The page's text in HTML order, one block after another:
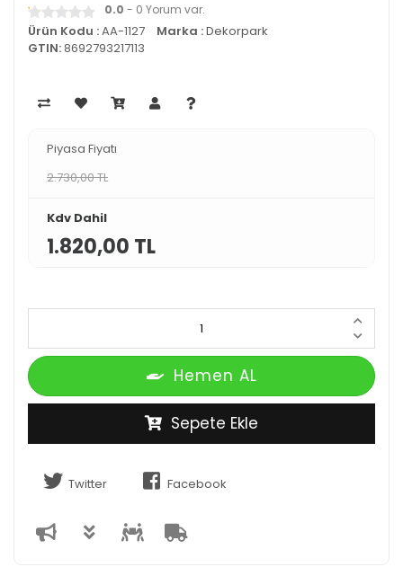
0.0 - 0 Yorum var.
Ürün Kodu :AA-1127 Marka :Dekorpark
GTIN:8692793217113
Piyasa Fiyatı
2.730,00 TL
Kdv Dahil
1.820,00 TL
Hemen AL
Sepete Ekle
Twitter Facebook